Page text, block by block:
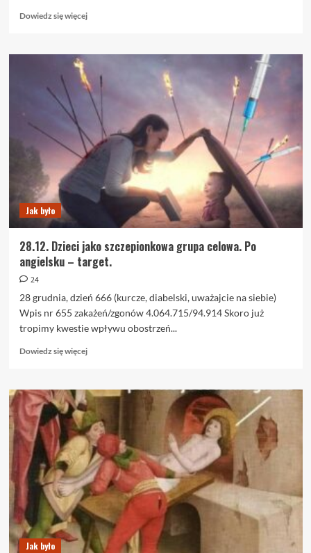
Dowiedz się więcejDowiedz
o
Prawda
czasu
prawda
ekranu
Jak było
28.12. Dzieci jako szczepionkowa grupa celowa. Po
angielsku – target.
24
28 grudnia, dzień 666 (kurcze, diabelski, uważajcie na siebie)
Wpis nr 655 zakażeń/zgonów 4.064.715/94.914 Skoro już
tropimy kwestie wpływu obostrzeń...
Dowiedz się więcejDowiedz
o
28.12.
Dzieci
jako
szczepionkowa
grupa
celowa.
Po
angielsku
–
target.
Jak było